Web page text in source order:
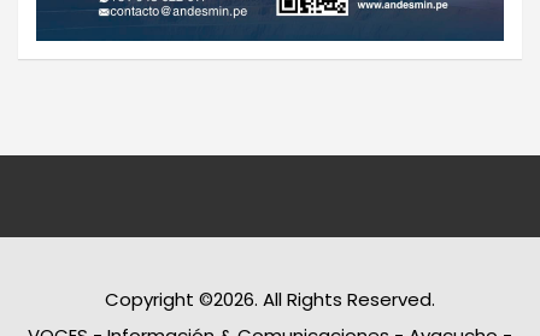
Copyright ©2026. All Rights Reserved.